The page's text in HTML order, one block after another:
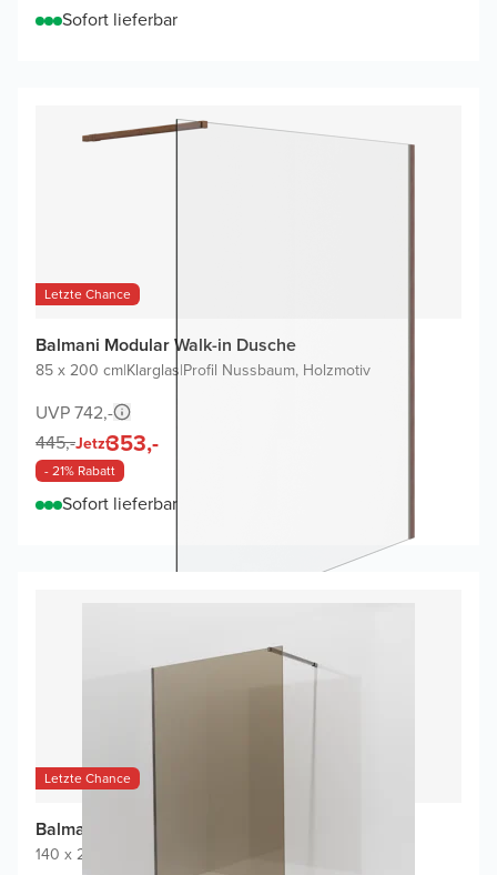
Sofort lieferbar
Letzte Chance
Balmani Modular Walk-in Dusche
85 x 200 cm|Klarglas|Profil Nussbaum, Holzmotiv
UVP 742,-
445,-Jetzt353,-
- 21% Rabatt
Sofort lieferbar
Letzte Chance
Balmani Modular Walk-In Dusche
140 x 200 cm